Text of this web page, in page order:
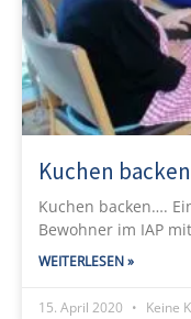
Kuchen
Kuchen backen….
Bewohner im IAP
WEITERLESEN »
15. April 2020 Keine